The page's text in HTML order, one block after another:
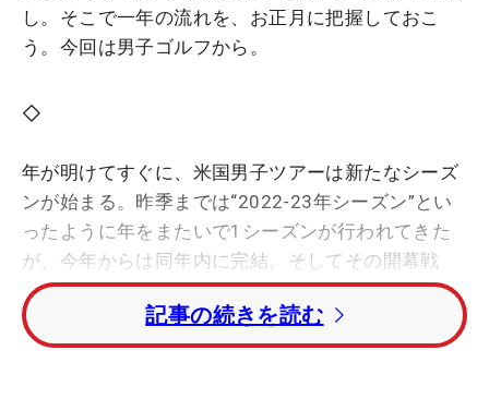
し。そこで一年の流れを、お正月に把握しておこ
う。今回は男子ゴルフから。
◇
年が明けてすぐに、米国男子ツアーは新たなシーズ
ンが始まる。昨季までは“2022-23年シーズン”とい
ったように年をまたいで1シーズンが行われてきた
が、今年からは同年内に完結。そしてその開幕戦
が、4日（木）からハワイで行われる「ザ・セント
リー」となる。翌週の「ソニー・オープン・イン・
ハワイ」（11日～）へと続くハワイ連戦が、今年も
記事の続きを読む